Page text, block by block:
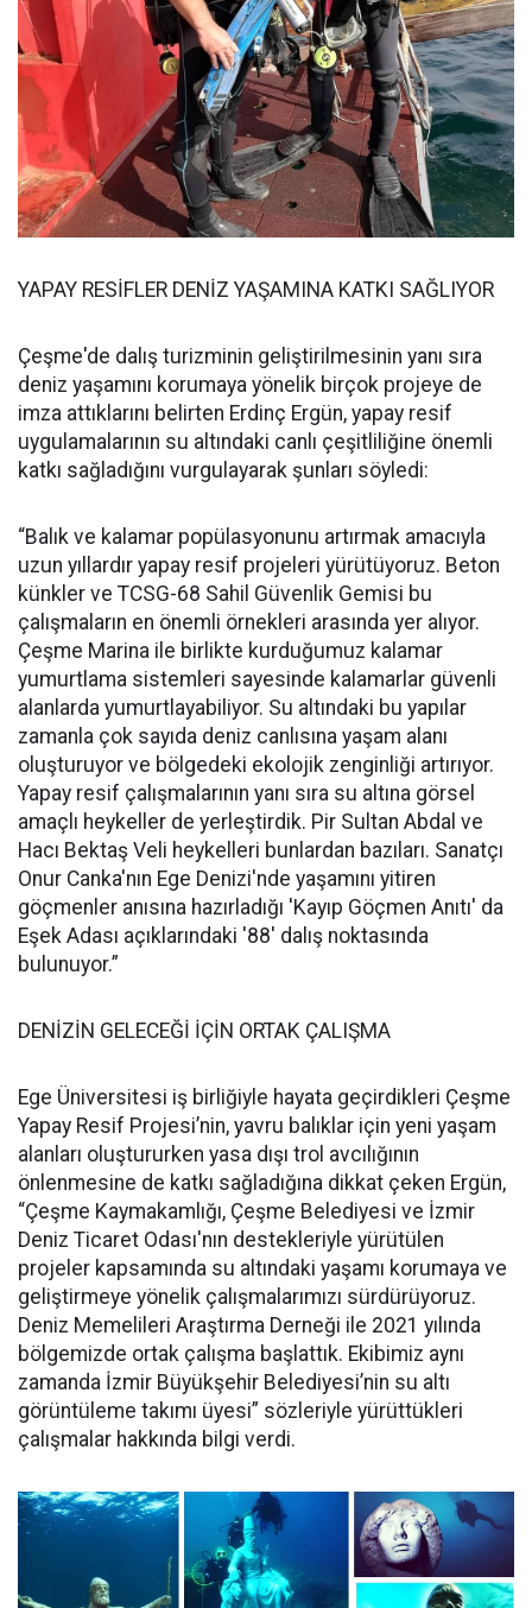
YAPAY RESİFLER DENİZ YAŞAMINA KATKI SAĞLIYOR
Çeşme'de dalış turizminin geliştirilmesinin yanı sıra
deniz yaşamını korumaya yönelik birçok projeye de
imza attıklarını belirten Erdinç Ergün, yapay resif
uygulamalarının su altındaki canlı çeşitliliğine önemli
katkı sağladığını vurgulayarak şunları söyledi:
“Balık ve kalamar popülasyonunu artırmak amacıyla
uzun yıllardır yapay resif projeleri yürütüyoruz. Beton
künkler ve TCSG-68 Sahil Güvenlik Gemisi bu
çalışmaların en önemli örnekleri arasında yer alıyor.
Çeşme Marina ile birlikte kurduğumuz kalamar
yumurtlama sistemleri sayesinde kalamarlar güvenli
alanlarda yumurtlayabiliyor. Su altındaki bu yapılar
zamanla çok sayıda deniz canlısına yaşam alanı
oluşturuyor ve bölgedeki ekolojik zenginliği artırıyor.
Yapay resif çalışmalarının yanı sıra su altına görsel
amaçlı heykeller de yerleştirdik. Pir Sultan Abdal ve
Hacı Bektaş Veli heykelleri bunlardan bazıları. Sanatçı
Onur Canka'nın Ege Denizi'nde yaşamını yitiren
göçmenler anısına hazırladığı 'Kayıp Göçmen Anıtı' da
Eşek Adası açıklarındaki '88' dalış noktasında
bulunuyor.”
DENİZİN GELECEĞİ İÇİN ORTAK ÇALIŞMA
Ege Üniversitesi iş birliğiyle hayata geçirdikleri Çeşme
Yapay Resif Projesi’nin, yavru balıklar için yeni yaşam
alanları oluştururken yasa dışı trol avcılığının
önlenmesine de katkı sağladığına dikkat çeken Ergün,
“Çeşme Kaymakamlığı, Çeşme Belediyesi ve İzmir
Deniz Ticaret Odası'nın destekleriyle yürütülen
projeler kapsamında su altındaki yaşamı korumaya ve
geliştirmeye yönelik çalışmalarımızı sürdürüyoruz.
Deniz Memelileri Araştırma Derneği ile 2021 yılında
bölgemizde ortak çalışma başlattık. Ekibimiz aynı
zamanda İzmir Büyükşehir Belediyesi’nin su altı
görüntüleme takımı üyesi” sözleriyle yürüttükleri
çalışmalar hakkında bilgi verdi.